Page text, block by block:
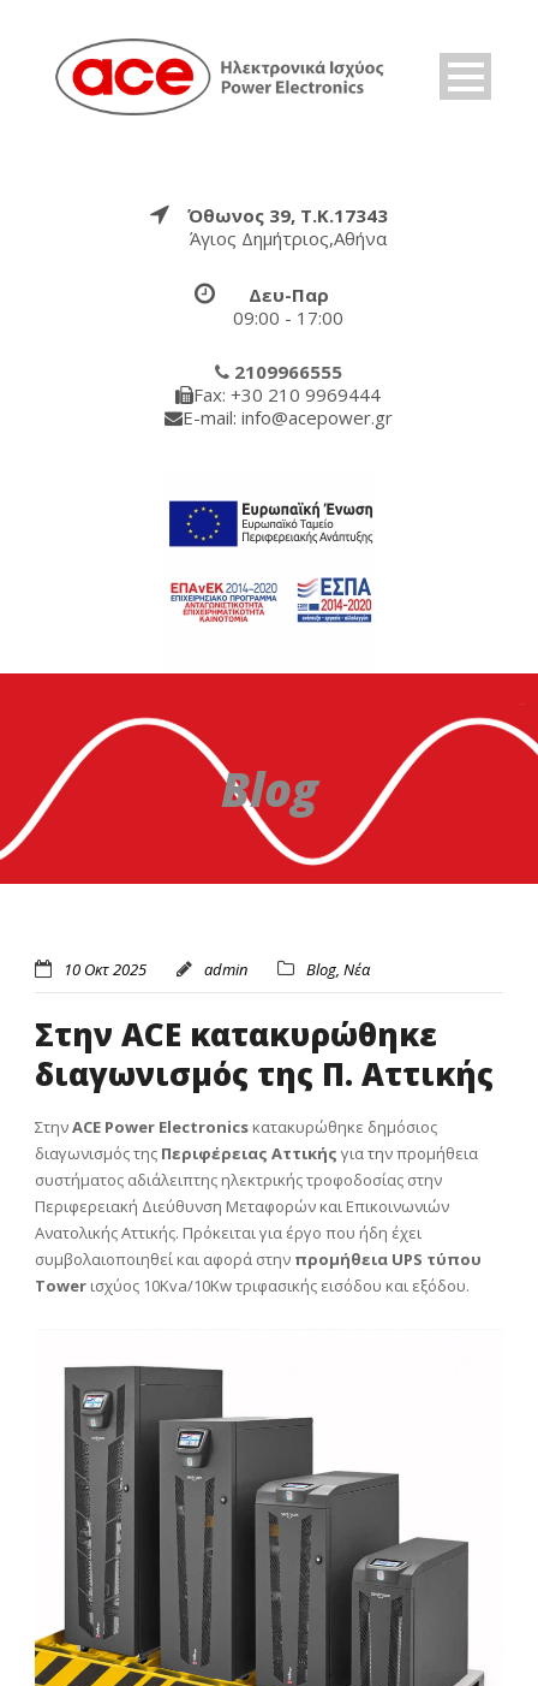
Όθωνος 39, Τ.Κ.17343
Άγιος Δημήτριος,Αθήνα
Δευ-Παρ
09:00 - 17:00
2109966555
Fax: +30 210 9969444
E-mail: info@acepower.gr
Blog
10 Οκτ 2025 admin Blog, Νέα
Στην ACE κατακυρώθηκε
διαγωνισμός της Π. Αττικής
ΣτηνACE Power Electronics κατακυρώθηκε δημόσιος
διαγωνισμός της Περιφέρειας Αττικής για την προμήθεια
συστήματος αδιάλειπτης ηλεκτρικής τροφοδοσίας στην
Περιφερειακή Διεύθυνση Μεταφορών και Επικοινωνιών
Ανατολικής Αττικής. Πρόκειται για έργο που ήδη έχει
συμβολαιοποιηθεί και αφορά στην προμήθεια UPS τύπου
Tower ισχύος 10Kva/10Kw τριφασικής εισόδου και εξόδου.